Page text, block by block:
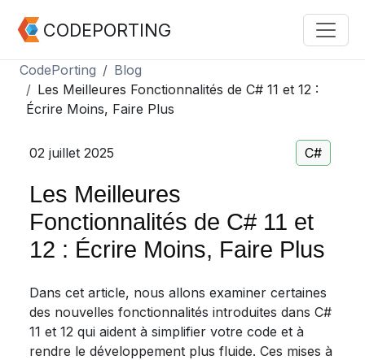
CODEPORTING
CodePorting
Blog
Les Meilleures Fonctionnalités de C# 11 et 12 :
Écrire Moins, Faire Plus
02 juillet 2025 C#
Les Meilleures
Fonctionnalités de C# 11 et
12 : Écrire Moins, Faire Plus
Dans cet article, nous allons examiner certaines
des nouvelles fonctionnalités introduites dans C#
11 et 12 qui aident à simplifier votre code et à
rendre le développement plus fluide. Ces mises à